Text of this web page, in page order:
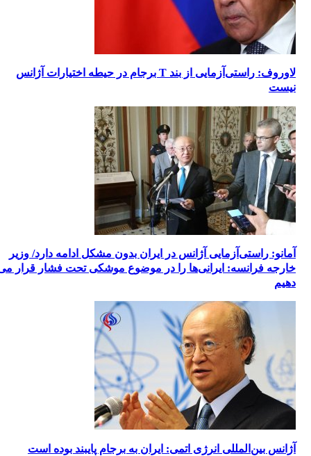
لاوروف: راستی‌آزمایی از بند T برجام در حیطه اختیارات آژانس
نیست
آمانو: راستی‌آزمایی آژانس در ایران بدون مشکل ادامه دارد/ وزیر
خارجه فرانسه: ایرانی‌ها را در موضوع موشکی تحت فشار قرار می
دهیم
آژانس بین‌المللی انرژی اتمی: ایران به برجام پایبند بوده است